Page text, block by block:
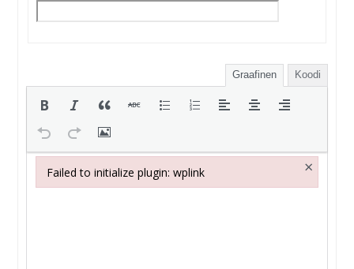
Graafinen Koodi
Failed to initialize plugin: wplink ×
Failed to initialize plugin: wplink